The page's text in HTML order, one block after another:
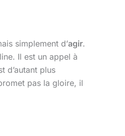
simplement d’agir.
Il est un appel à
d’autant plus
pas la gloire, il